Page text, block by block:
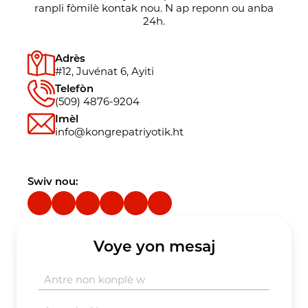
ranpli fòmilè kontak nou. N ap reponn ou anba
24h.
Adrès
#12, Juvénat 6, Ayiti
Telefòn
(509) 4876-9204
Imèl
info@kongrepatriyotik.ht
Swiv nou:
Voye yon mesaj